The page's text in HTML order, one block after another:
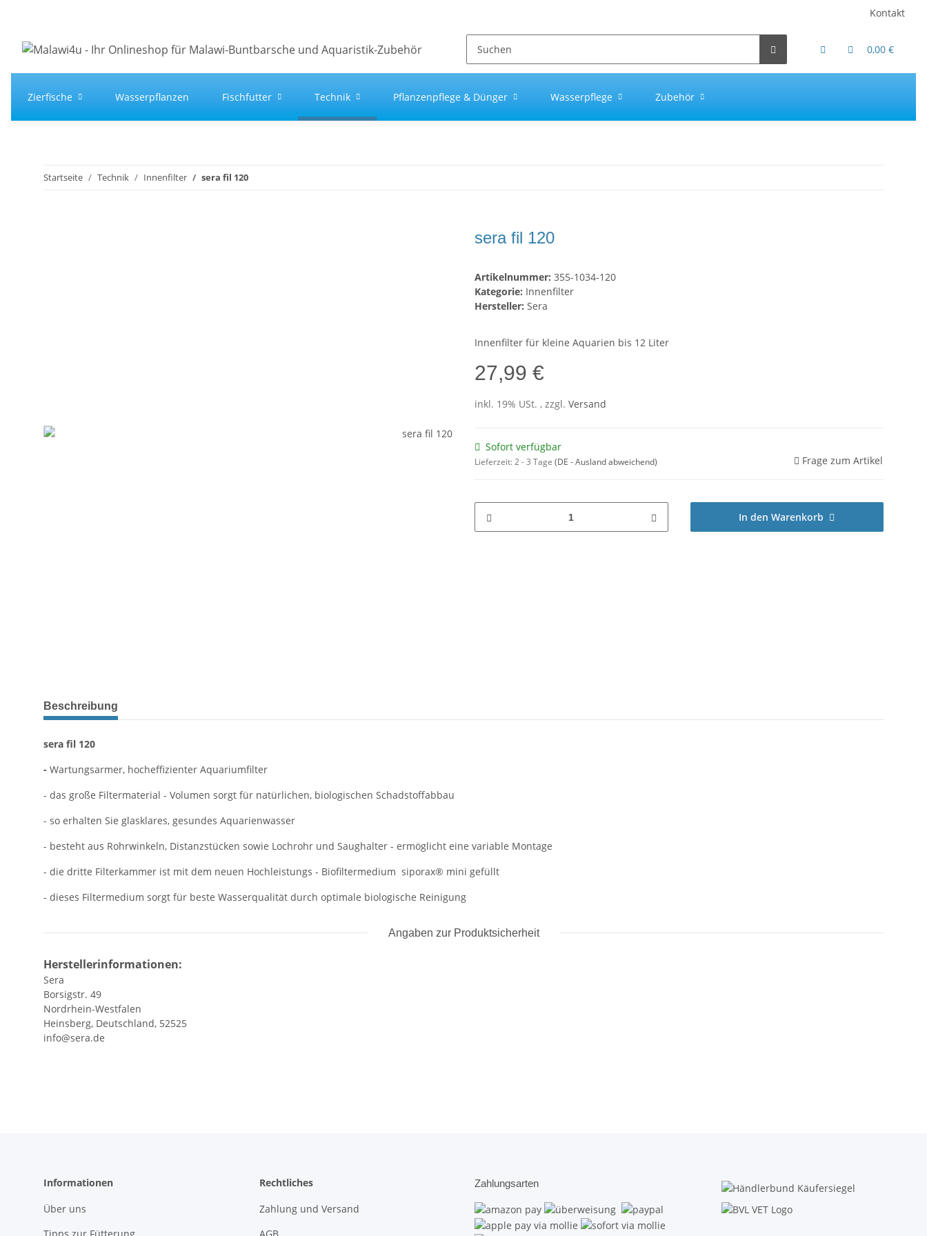
Kontakt
0,00 €
Zierfische Wasserpflanzen Fischfutter Technik Pflanzenpflege & Dünger Wasserpflege Zubehör
Startseite Technik Innenfilter sera fil 120
sera fil 120
Artikelnummer: 355-1034-120
Kategorie: Innenfilter
Hersteller: Sera
Innenfilter für kleine Aquarien bis 12 Liter
27,99 €
inkl. 19% USt. , zzgl. Versand
Sofort verfügbar
Lieferzeit:2 - 3 Tage (DE - Ausland abweichend) Frage zum Artikel
In den Warenkorb
Beschreibung
sera fil 120
- Wartungsarmer, hocheffizienter Aquariumfilter
- das große Filtermaterial - Volumen sorgt für natürlichen, biologischen Schadstoffabbau
- so erhalten Sie glasklares, gesundes Aquarienwasser
- besteht aus Rohrwinkeln, Distanzstücken sowie Lochrohr und Saughalter - ermöglicht eine variable Montage
- die dritte Filterkammer ist mit dem neuen Hochleistungs - Biofiltermedium siporax® mini gefüllt
- dieses Filtermedium sorgt für beste Wasserqualität durch optimale biologische Reinigung
Angaben zur Produktsicherheit
Herstellerinformationen:
Sera
Borsigstr. 49
Nordrhein-Westfalen
Heinsberg, Deutschland, 52525
info@sera.de
Informationen
Über uns
Rechtliches
Zahlung und Versand
Zahlungsarten